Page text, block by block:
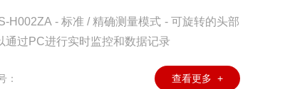
H002ZA - 标准 / 精确测量模式 - 可旋转的头部
通过PC进行实时监控和数据记录
： 查看更多 +